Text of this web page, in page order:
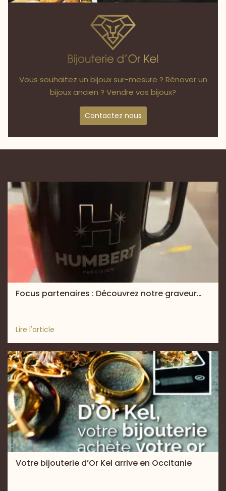
Vous souhaitez un bijoux sur-mesure ? Rénover un
bijoux ancien ? Vendre vos bijoux?
Contactez nous
Focus partenaires : Découvrez notre graveur…
Lire l'article
Votre bijouterie d’Or Kel arrive en Occitanie